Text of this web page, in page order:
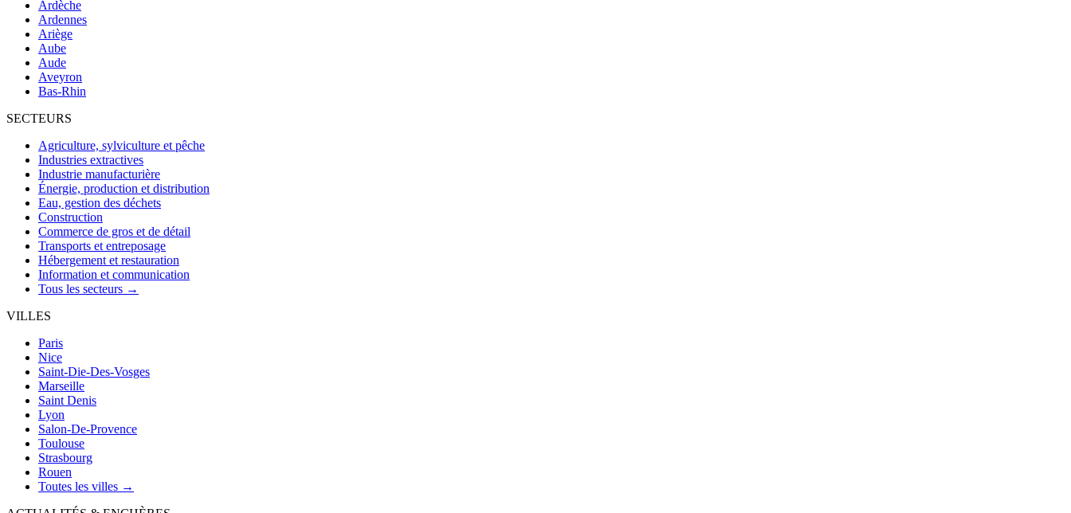
Ardèche
Ardennes
Ariège
Aube
Aude
Aveyron
Bas-Rhin
SECTEURS
Agriculture, sylviculture et pêche
Industries extractives
Industrie manufacturière
Énergie, production et distribution
Eau, gestion des déchets
Construction
Commerce de gros et de détail
Transports et entreposage
Hébergement et restauration
Information et communication
Tous les secteurs →
VILLES
Paris
Nice
Saint-Die-Des-Vosges
Marseille
Saint Denis
Lyon
Salon-De-Provence
Toulouse
Strasbourg
Rouen
Toutes les villes →